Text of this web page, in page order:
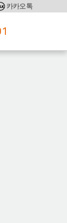
카카오톡